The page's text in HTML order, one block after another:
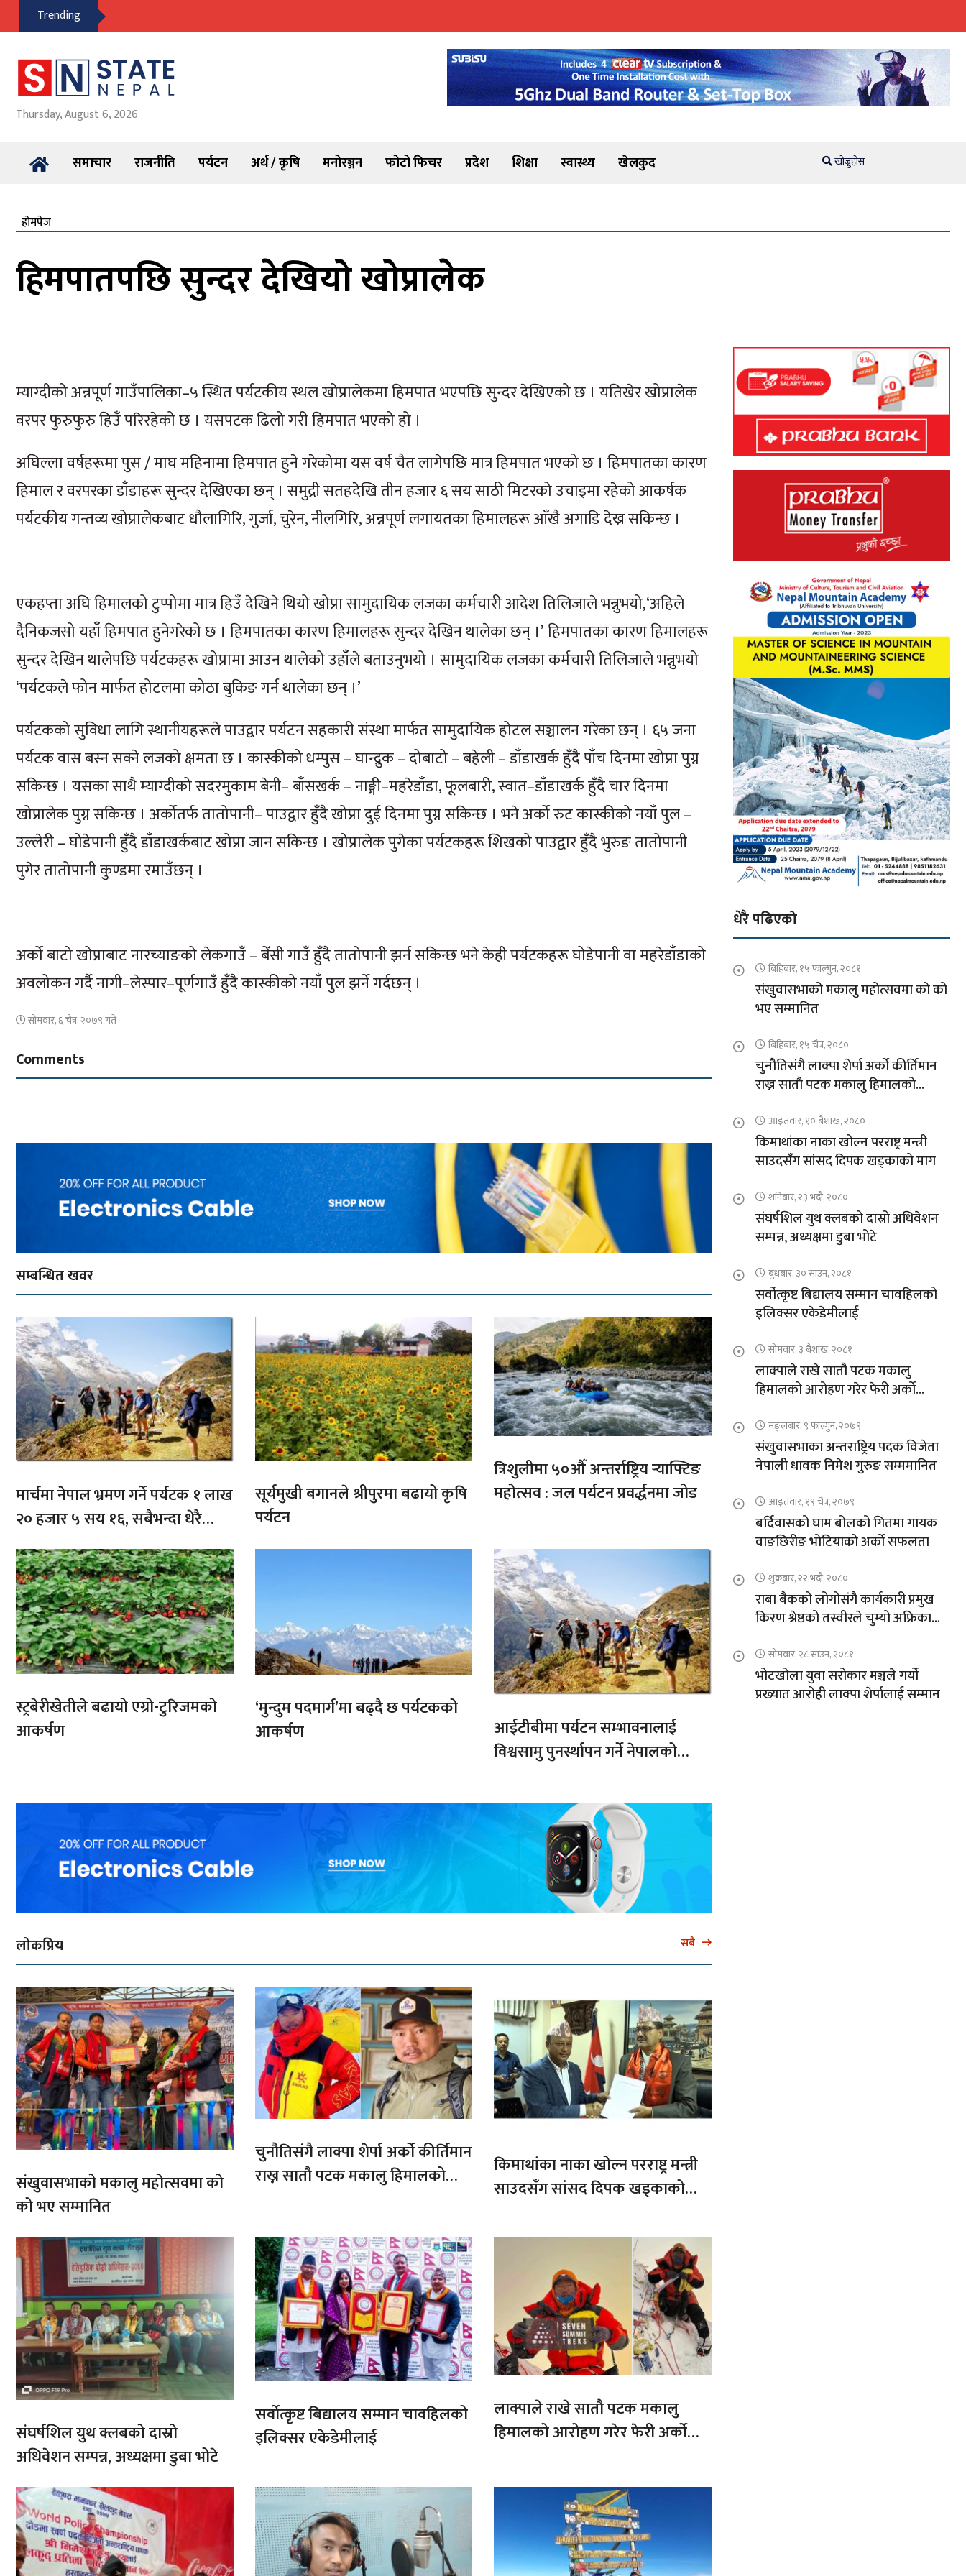
Trending
Thursday, August 6, 2026
समाचार राजनीति पर्यटन अर्थ / कृषि मनोरञ्जन फोटो फिचर प्रदेश शिक्षा स्वास्थ्य खेलकुद खोज्नुहोस
होमपेज
हिमपातपछि सुन्दर देखियो खोप्रालेक
म्याग्दीको अन्नपूर्ण गाउँपालिका–५ स्थित पर्यटकीय स्थल खोप्रालेकमा हिमपात भएपछि सुन्दर देखिएको छ । यतिखेर खोप्रालेक
वरपर फुरुफुरु हिउँ परिरहेको छ । यसपटक ढिलो गरी हिमपात भएको हो ।
अघिल्ला वर्षहरूमा पुस / माघ महिनामा हिमपात हुने गरेकोमा यस वर्ष चैत लागेपछि मात्र हिमपात भएको छ । हिमपातका कारण
हिमाल र वरपरका डाँडाहरू सुन्दर देखिएका छन् । समुद्री सतहदेखि तीन हजार ६ सय साठी मिटरको उचाइमा रहेको आकर्षक
पर्यटकीय गन्तव्य खोप्रालेकबाट धौलागिरि, गुर्जा, चुरेन, नीलगिरि, अन्नपूर्ण लगायतका हिमालहरू आँखै अगाडि देख्न सकिन्छ ।
एकहप्ता अघि हिमालको टुप्पोमा मात्र हिउँ देखिने थियो खोप्रा सामुदायिक लजका कर्मचारी आदेश तिलिजाले भन्नुभयो,‘अहिले
दैनिकजसो यहाँ हिमपात हुनेगरेको छ । हिमपातका कारण हिमालहरू सुन्दर देखिन थालेका छन् ।’ हिमपातका कारण हिमालहरू
सुन्दर देखिन थालेपछि पर्यटकहरू खोप्रामा आउन थालेको उहाँले बताउनुभयो । सामुदायिक लजका कर्मचारी तिलिजाले भन्नुभयो
‘पर्यटकले फोन मार्फत होटलमा कोठा बुकिङ गर्न थालेका छन् ।’
पर्यटकको सुविधा लागि स्थानीयहरूले पाउद्वार पर्यटन सहकारी संस्था मार्फत सामुदायिक होटल सञ्चालन गरेका छन् । ६५ जना
पर्यटक वास बस्न सक्ने लजको क्षमता छ । कास्कीको धम्पुस – घान्द्रुक – दोबाटो – बहेली – डाँडाखर्क हुँदै पाँच दिनमा खोप्रा पुग्न
सकिन्छ । यसका साथै म्याग्दीको सदरमुकाम बेनी– बाँसखर्क – नाङ्गी–महरेडाँडा, फूलबारी, स्वात–डाँडाखर्क हुँदै चार दिनमा
खोप्रालेक पुग्न सकिन्छ । अर्कोतर्फ तातोपानी– पाउद्वार हुँदै खोप्रा दुई दिनमा पुग्न सकिन्छ । भने अर्को रुट कास्कीको नयाँ पुल –
उल्लेरी – घोडेपानी हुँदै डाँडाखर्कबाट खोप्रा जान सकिन्छ । खोप्रालेक पुगेका पर्यटकहरू शिखको पाउद्वार हुँदै भुरुङ तातोपानी
पुगेर तातोपानी कुण्डमा रमाउँछन् ।
अर्को बाटो खोप्राबाट नारच्याङको लेकगाउँ – बेँसी गाउँ हुँदै तातोपानी झर्न सकिन्छ भने केही पर्यटकहरू घोडेपानी वा महरेडाँडाको
अवलोकन गर्दै नागी–लेस्पार–पूर्णगाउँ हुँदै कास्कीको नयाँ पुल झर्ने गर्दछन् ।
सोमवार, ६ चैत्र, २०७९ गते
Comments
सम्बन्धित खवर
मार्चमा नेपाल भ्रमण गर्ने पर्यटक १ लाख
२० हजार ५ सय १६, सबैभन्दा धेरै
भारतबाट
सूर्यमुखी बगानले श्रीपुरमा बढायो कृषि
पर्यटन
त्रिशुलीमा ५०औँ अन्तर्राष्ट्रिय र्‍याफ्टिङ
महोत्सव : जल पर्यटन प्रवर्द्धनमा जोड
स्ट्रबेरीखेतीले बढायो एग्रो-टुरिजमको
आकर्षण
‘मुन्दुम पदमार्ग’मा बढ्दै छ पर्यटकको
आकर्षण
आईटीबीमा पर्यटन सम्भावनालाई
विश्वसामु पुनर्स्थापन गर्ने नेपालको
लोकप्रिय सबै
संखुवासभाको मकालु महोत्सवमा को
को भए सम्मानित
चुनौतिसंगै लाक्पा शेर्पा अर्को कीर्तिमान
राख्न सातौ पटक मकालु हिमालको
किमाथांका नाका खोल्न परराष्ट्र मन्त्री
साउदसँग सांसद दिपक खड्काको
संघर्षशिल युथ क्लबको दास्रो
अधिवेशन सम्पन्न, अध्यक्षमा डुबा भोटे
सर्वोत्कृष्ट बिद्यालय सम्मान चावहिलको
इलिक्सर एकेडेमीलाई
लाक्पाले राखे सातौ पटक मकालु
हिमालको आरोहण गरेर फेरी अर्को
धेरै पढिएको
बिहिबार, १५ फाल्गुन, २०८१
संखुवासभाको मकालु महोत्सवमा को को
भए सम्मानित
बिहिबार, १५ चैत्र, २०८०
चुनौतिसंगै लाक्पा शेर्पा अर्को कीर्तिमान
राख्न सातौ पटक मकालु हिमालको
आइतवार, १० बैशाख, २०८०
किमाथांका नाका खोल्न परराष्ट्र मन्त्री
साउदसँग सांसद दिपक खड्काको माग
शनिबार, २३ भदौ, २०८०
संघर्षशिल युथ क्लबको दास्रो अधिवेशन
सम्पन्न, अध्यक्षमा डुबा भोटे
बुधबार, ३० साउन, २०८१
सर्वोत्कृष्ट बिद्यालय सम्मान चावहिलको
इलिक्सर एकेडेमीलाई
सोमवार, ३ बैशाख, २०८१
लाक्पाले राखे सातौ पटक मकालु
हिमालको आरोहण गरेर फेरी अर्को
मङ्लबार, ९ फाल्गुन, २०७९
संखुवासभाका अन्तराष्ट्रिय पदक विजेता
नेपाली धावक निमेश गुरुङ सम्ममानित
आइतवार, १९ चैत्र, २०७९
बर्दिवासको घाम बोलको गितमा गायक
वाङछिरीङ भोटियाको अर्को सफलता
शुक्रबार, २२ भदौ, २०८०
राबा बैकको लोगोसंगै कार्यकारी प्रमुख
किरण श्रेष्ठको तस्वीरले चुम्यो अफ्रिकाको
सोमवार, २८ साउन, २०८१
भोटखोला युवा सरोकार मञ्चले गर्यो
प्रख्यात आरोही लाक्पा शेर्पालाई सम्मान